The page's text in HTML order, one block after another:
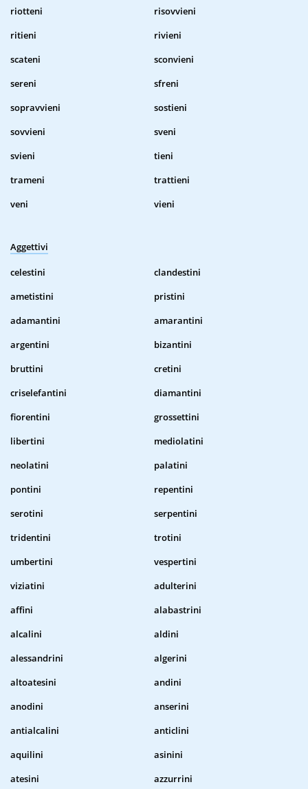
riotteni
risovvieni
ritieni
rivieni
scateni
sconvieni
sereni
sfreni
sopravvieni
sostieni
sovvieni
sveni
svieni
tieni
trameni
trattieni
veni
vieni
Aggettivi
celestini
clandestini
ametistini
pristini
adamantini
amarantini
argentini
bizantini
bruttini
cretini
criselefantini
diamantini
fiorentini
grossettini
libertini
mediolatini
neolatini
palatini
pontini
repentini
serotini
serpentini
tridentini
trotini
umbertini
vespertini
viziatini
adulterini
affini
alabastrini
alcalini
aldini
alessandrini
algerini
altoatesini
andini
anodini
anserini
antialcalini
anticlini
aquilini
asinini
atesini
azzurrini